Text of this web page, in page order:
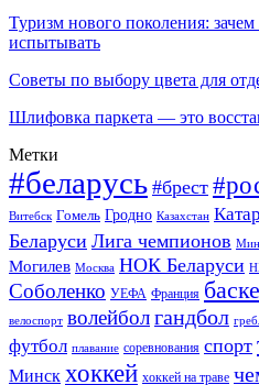
Туризм нового поколения:
испытывать
Советы по выбору цвета для
Шлифовка паркета — это
Метки
#беларусь #брест
Витебск Гомель Гродно Казахстан Катар
Беларуси Лига чемпионов
Могилев Москва НОК Беларуси
Соболенко УЕФА Франция
велоспорт волейболгандбол
футбол плавание соревнования спорт
Минск хоккей хоккей на траве